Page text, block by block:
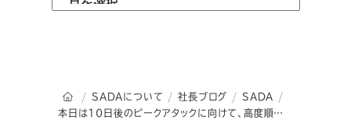
オーダースーツSADAのトップページ
SADAについて 社長ブログ
SADA
本日は10日後のピークアタックに向けて、高度順応の日。